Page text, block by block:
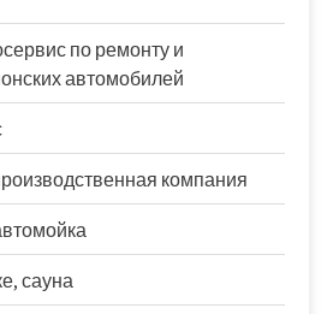
по ремонту и
автомобилей
компания
сауна